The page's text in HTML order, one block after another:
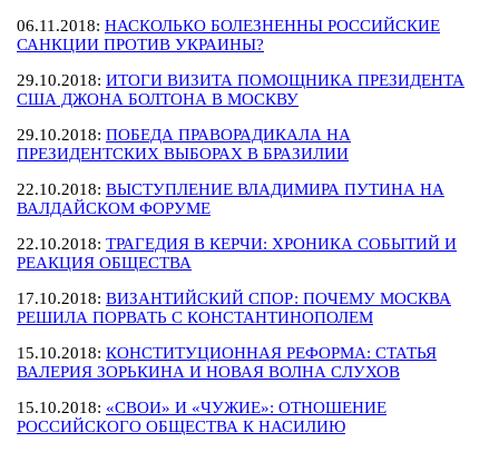
06.11.2018: НАСКОЛЬКО БОЛЕЗНЕННЫ РОССИЙСКИЕ
САНКЦИИ ПРОТИВ УКРАИНЫ?
29.10.2018: ИТОГИ ВИЗИТА ПОМОЩНИКА ПРЕЗИДЕНТА
США ДЖОНА БОЛТОНА В МОСКВУ
29.10.2018: ПОБЕДА ПРАВОРАДИКАЛА НА
ПРЕЗИДЕНТСКИХ ВЫБОРАХ В БРАЗИЛИИ
22.10.2018: ВЫСТУПЛЕНИЕ ВЛАДИМИРА ПУТИНА НА
ВАЛДАЙСКОМ ФОРУМЕ
22.10.2018: ТРАГЕДИЯ В КЕРЧИ: ХРОНИКА СОБЫТИЙ И
РЕАКЦИЯ ОБЩЕСТВА
17.10.2018: ВИЗАНТИЙСКИЙ СПОР: ПОЧЕМУ МОСКВА
РЕШИЛА ПОРВАТЬ С КОНСТАНТИНОПОЛЕМ
15.10.2018: КОНСТИТУЦИОННАЯ РЕФОРМА: СТАТЬЯ
ВАЛЕРИЯ ЗОРЬКИНА И НОВАЯ ВОЛНА СЛУХОВ
15.10.2018: «СВОИ» И «ЧУЖИЕ»: ОТНОШЕНИЕ
РОССИЙСКОГО ОБЩЕСТВА К НАСИЛИЮ